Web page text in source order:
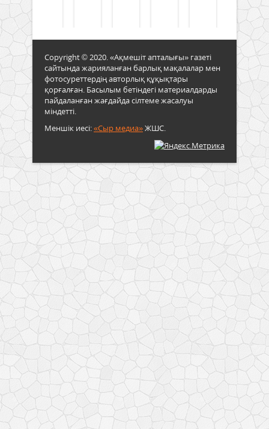
Copyright © 2020. «Ақмешіт апталығы» газеті
сайтында жарияланған барлық мақалалар мен
фотосуреттердің авторлық құқықтары
қорғалған. Басылым бетіндегі материалдарды
пайдаланған жағдайда сілтеме жасалуы
міндетті.
Меншік иесі:«Сыр медиа»ЖШС.